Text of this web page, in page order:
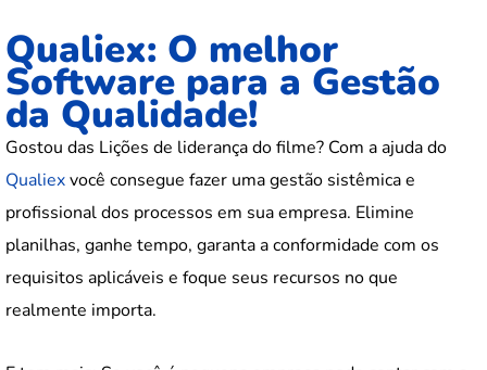
Qualiex: O melhor
Software para a Gestão
da Qualidade!
Gostou das Lições de liderança do filme? Com a ajuda do
Qualiexvocê consegue fazer uma gestão sistêmica e
profissional dos processos em sua empresa. Elimine
planilhas, ganhe tempo, garanta a conformidade com os
requisitos aplicáveis e foque seus recursos no que
realmente importa.